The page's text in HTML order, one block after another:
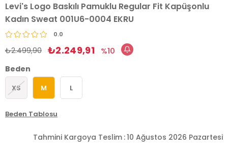
Levi's Logo Baskılı Pamuklu Regular Fit Kapüşonlu
Kadın Sweat 001U6-0004 EKRU
0.0
₺2.499,90 ₺2.249,91
10
Beden
XS M L
Beden Tablosu
Tahmini Kargoya Teslim :10 Ağustos 2026 Pazartesi